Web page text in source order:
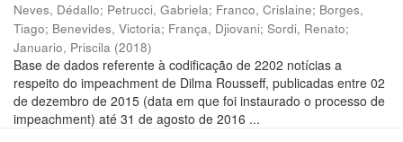
Neves, Dédallo; Petrucci, Gabriela; Franco, Crislaine; Borges,
Tiago; Benevides, Victoria; França, Djiovani; Sordi, Renato;
Januario, Priscila (2018)
Base de dados referente à codificação de 2202 notícias a
respeito do impeachment de Dilma Rousseff, publicadas entre 02
de dezembro de 2015 (data em que foi instaurado o processo de
impeachment) até 31 de agosto de 2016 ...